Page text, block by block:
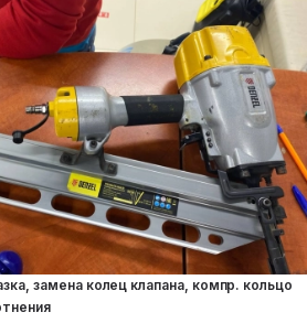
замена колец клапана, компр. кольцо